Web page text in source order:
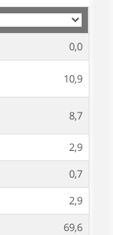
0,0
10,9
8,7
2,9
0,7
2,9
69,6